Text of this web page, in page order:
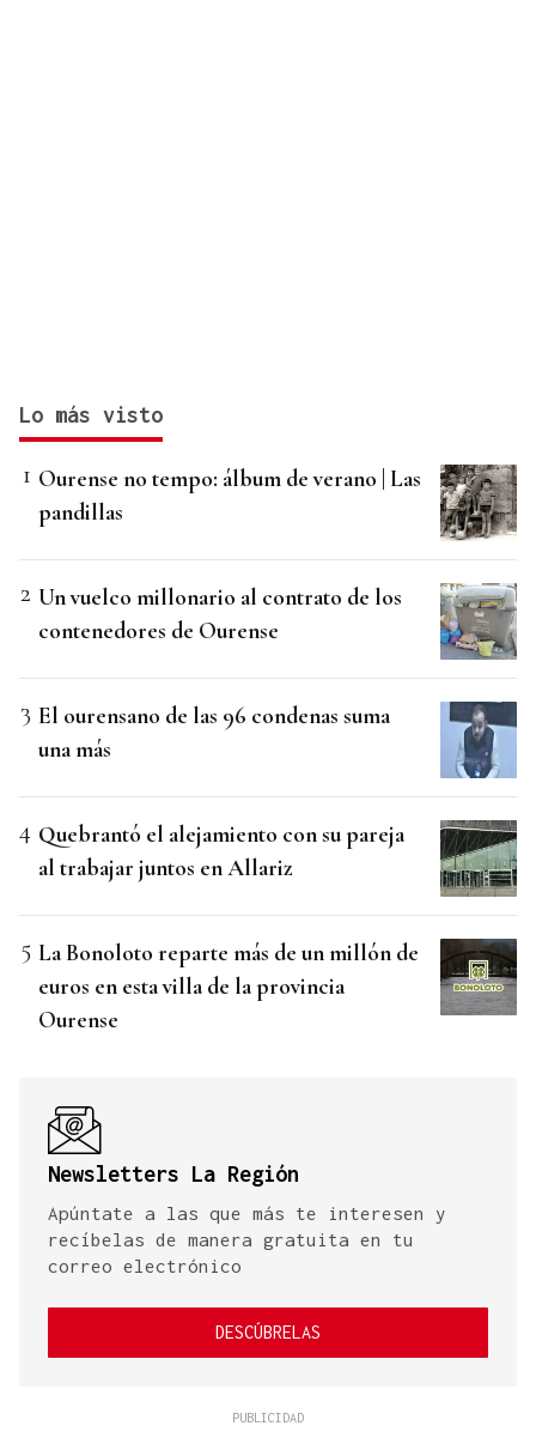
Lo más visto
Ourense no tempo: álbum de verano | Las
pandillas
Un vuelco millonario al contrato de los
contenedores de Ourense
El ourensano de las 96 condenas suma
una más
Quebrantó el alejamiento con su pareja
al trabajar juntos en Allariz
La Bonoloto reparte más de un millón de
euros en esta villa de la provincia
Ourense
Newsletters La Región
Apúntate a las que más te interesen y
recíbelas de manera gratuita en tu
correo electrónico
DESCÚBRELAS